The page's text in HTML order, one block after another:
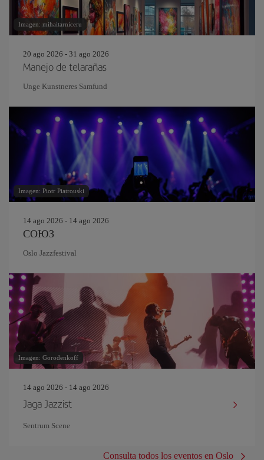
Imagen: mihaitarniceru
20 ago 2026 - 31 ago 2026
Manejo de telarañas
Unge Kunstneres Samfund
Imagen: Piotr Piatrouski
14 ago 2026 - 14 ago 2026
СОЮЗ
Oslo Jazzfestival
Imagen: Gorodenkoff
14 ago 2026 - 14 ago 2026
Jaga Jazzist
Sentrum Scene
Consulta todos los eventos en Oslo